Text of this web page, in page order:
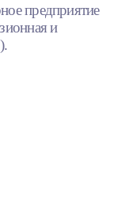
предприятие
и